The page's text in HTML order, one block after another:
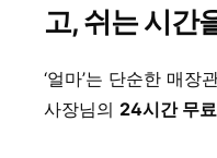
고, 쉬는 시간
‘얼마’는 단순한 매장
사장님의 24시간 무